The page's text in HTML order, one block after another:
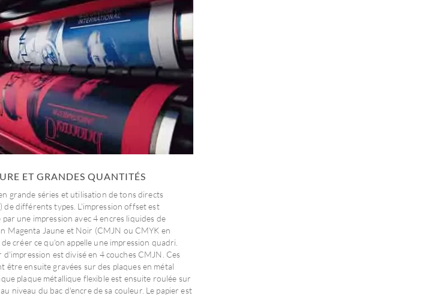
ET GRANDES QUANTITÉS
grande séries et utilisation de tons directs
de différents types. L'impression offset est
par une impression avec 4 encres liquides de
Magenta Jaune et Noir (CMJN ou CMYK en
créer ce qu'on appelle une impression quadri.
est divisé en 4 couches CMJN. Ces
être ensuite gravées sur des plaques en métal
plaque métallique flexible est ensuite roulée sur
niveau du bac d'encre de sa couleur. Le papier est